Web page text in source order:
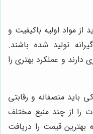
از مواد اولیه باکیفیت و
تولید شده باشند.
و عملکرد بهتری را
باید منصفانه و رقابتی
را از چند منبع مختلف
بهترین قیمت را دریافت